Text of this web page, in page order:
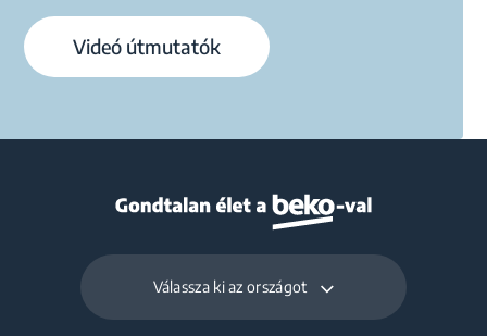
Videó útmutatók
Válassza ki az országot